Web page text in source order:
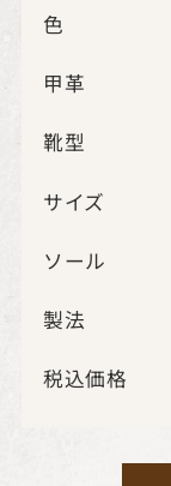
色 ブ
甲革 シュ
靴型
サイズ
ソール レ
製法 マ
税込価格